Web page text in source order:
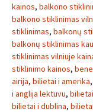
kainos, balkono
balkono stiklinimas
stiklinimas, balkonų
balkonų stiklinimas
stiklinimas vilniuje
stiklinimo kainos,
airija, bilietai i amerika,
i anglija lektuvu,
bilietai i dublina,